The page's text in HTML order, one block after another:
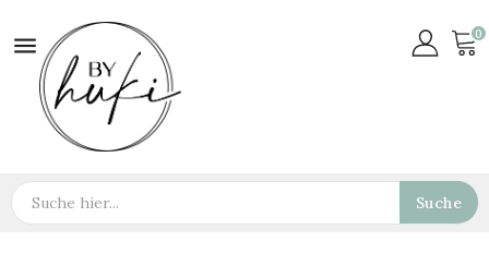
 0
Suche